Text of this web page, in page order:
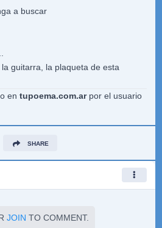
a buscar
guitarra, la plaqueta de esta
en tupoema.com.arpor el usuario
SHARE
JOIN TO COMMENT.